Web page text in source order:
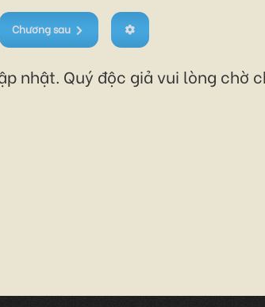
Chương sau
nhật. Quý độc giả vui lòng chờ